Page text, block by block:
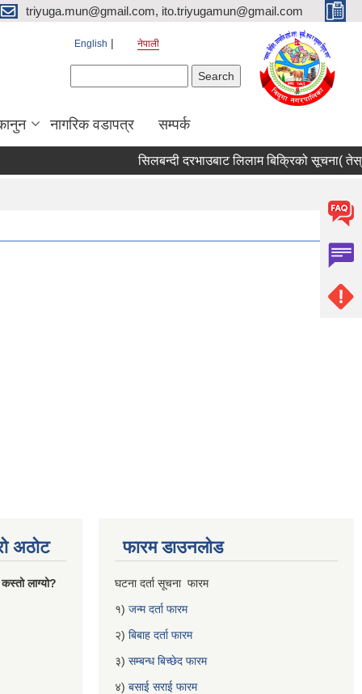
triyuga.mun@gmail.com, ito.triyugamun@gmail.com
English नेपाली
नागरिक वडापत्र सम्पर्क
सिलबन्दी दरभाउबाट लिलाम बिक्रिको सूचना(
अठोट
लाग्यो?
फारम डाउनलोड
घटना दर्ता सूचना फारम
१) जन्म दर्ता फारम
२) बिबाह दर्ता फारम
३) सम्बन्ध बिच्छेद फारम
४) बसाई सराई फारम